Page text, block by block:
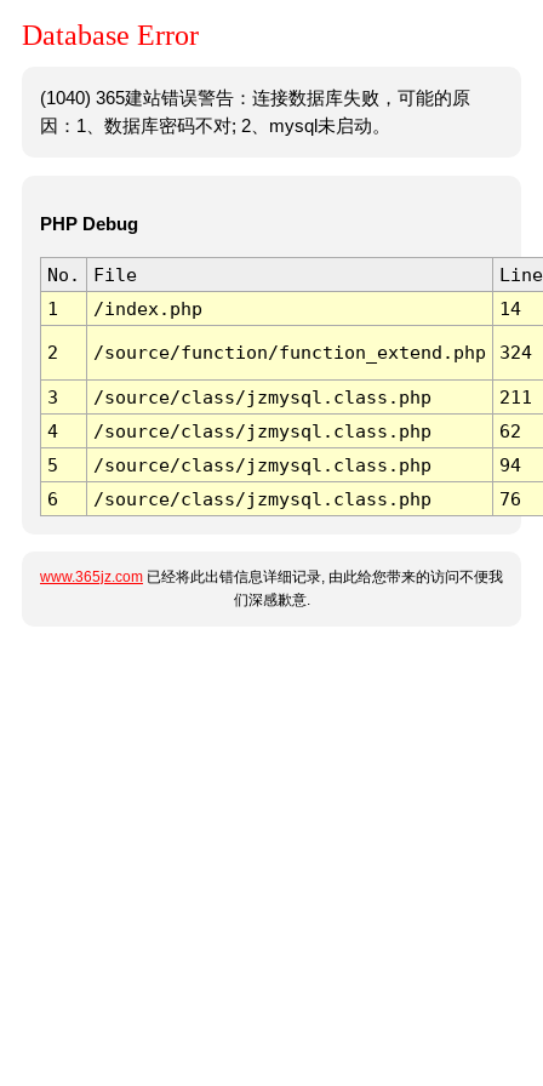
Database Error
(1040) 365建站错误警告：连接数据库失败，可能的原
因：1、数据库密码不对; 2、mysql未启动。
PHP Debug
No. File
Line
1
/index.php 14
2 /source/function/function_extend.php 324
3 /source/class/jzmysql.class.php
211
4
/source/class/jzmysql.class.php
62
5
/source/class/jzmysql.class.php
94
6
/source/class/jzmysql.class.php 76
www.365jz.com 已经将此出错信息详细记录, 由此给您带来的访问不便我
们深感歉意.